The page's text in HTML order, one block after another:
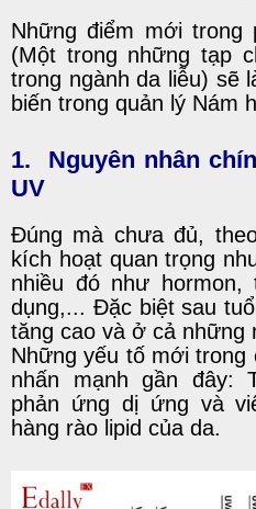
Những điểm mới trong
(Một trong những tạp
trong ngành da liễu) sẽ
biến trong quản lý Nám
1. Nguyên nhân
UV
Đúng mà chưa đủ,
kích hoạt quan trọng
nhiều đó như
dụng,... Đặc biệt sau
tăng cao và ở cả những
Những yếu tố mới
nhấn mạnh gần đây:
phản ứng dị ứng và
hàng rào lipid của da.